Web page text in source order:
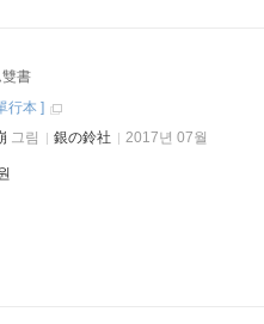
書
行本 ]
그림 銀の鈴社 2017년 07월